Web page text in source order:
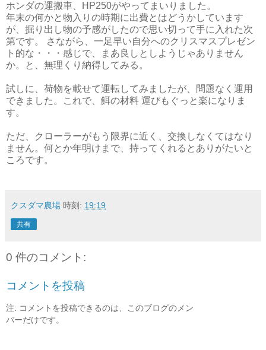
ホンダの運搬車、HP250がやってまいりました。
年末の何かと物入りの時期に出費とはどうかしています
が、掘り出し物の予感がしたので思い切って手に入れた次
第です。 さながら、一足早い自分へのクリスマスプレゼン
ト的な・・・感じで、まあ良しとしようじゃありません
か。と、無理くり納得してみる。
試しに、荷物を載せて運転してみましたが、問題なく運用
できました。これで、餌の材料 運びもぐっと楽になりま
す。
ただ、クローラーがもう限界に近く、交換しなくてはなり
ません。何とか年明けまで、持ってくれるとありがたいと
ころです。
クスダマ農場 時刻: 19:19
共有
0 件のコメント:
コメントを投稿
注: コメントを投稿できるのは、このブログのメン
バーだけです。